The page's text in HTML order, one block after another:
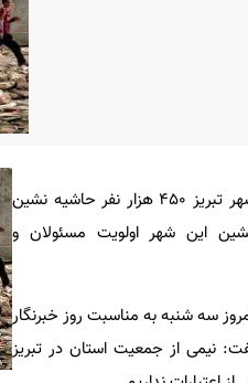
فرماندار شهرستان تبریز با بیان اینکه کلانشهر تبریز ۴۵۰ هزار نفر حاشیه نشین
این شهر اولویت مسئولان و
سه شنبه به مناسبت روز خبرنگار
نیمی از جمعیت استان در تبریز